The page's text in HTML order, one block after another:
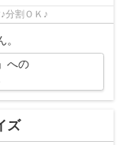
分割ＯＫ♪
への
ズ